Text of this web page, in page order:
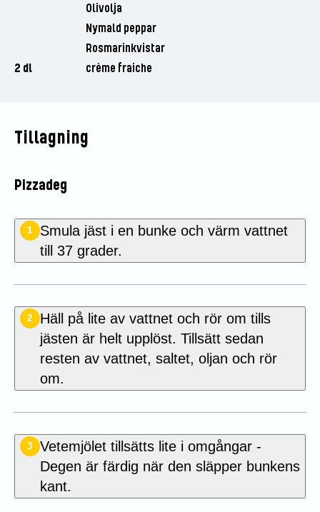
Olivolja
Nymald peppar
Rosmarinkvistar
2 dl
crème fraiche
Tillagning
Pizzadeg
1
Smula jäst i en bunke och värm vattnet
till 37 grader.
2
Häll på lite av vattnet och rör om tills
jästen är helt upplöst. Tillsätt sedan
resten av vattnet, saltet, oljan och rör
om.
3
Vetemjölet tillsätts lite i omgångar -
Degen är färdig när den släpper bunkens
kant.